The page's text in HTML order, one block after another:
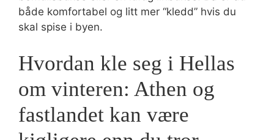
både komfortabel og litt mer “kledd” hvis du
skal spise i byen.
Hvordan kle seg i Hellas
om vinteren: Athen og
fastlandet kan være